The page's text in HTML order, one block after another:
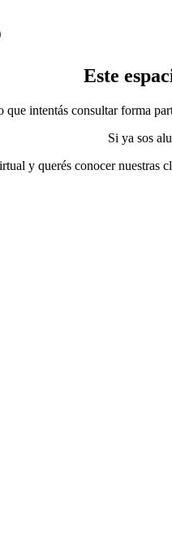
Este
que intentás consultar forma
Si ya sos
y querés conocer nuestras